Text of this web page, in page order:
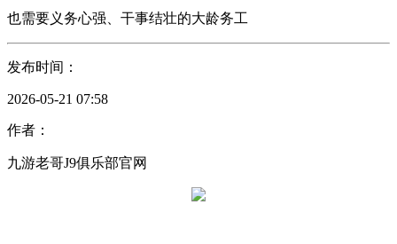
也需要义务心强、干事结壮的大龄务工
发布时间：
2026-05-21 07:58
作者：
九游老哥J9俱乐部官网